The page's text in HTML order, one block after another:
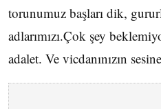
torunumuz başları dik,
adlarımızı.Çok şey
adalet. Ve vicdanınızın